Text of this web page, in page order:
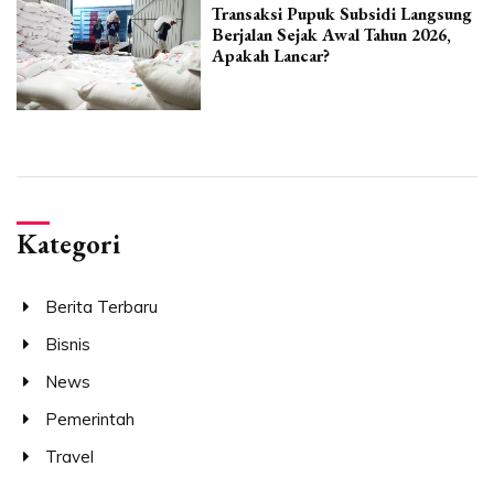
Transaksi Pupuk Subsidi Langsung
Berjalan Sejak Awal Tahun 2026,
Apakah Lancar?
Kategori
Berita Terbaru
Bisnis
News
Pemerintah
Travel